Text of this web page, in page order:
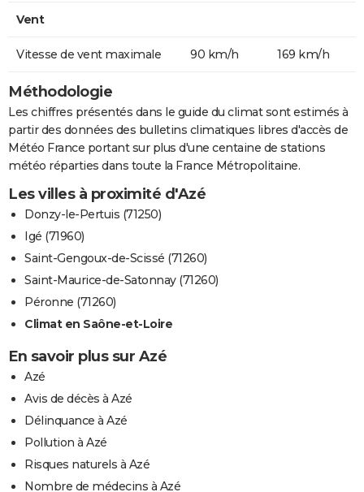
Vent
Vitesse de vent maximale 90 km/h 169 km/h
Méthodologie
Les chiffres présentés dans le guide du climat sont estimés à
partir des données des bulletins climatiques libres d'accès de
Météo France portant sur plus d'une centaine de stations
météo réparties dans toute la France Métropolitaine.
Les villes à proximité d'Azé
Donzy-le-Pertuis (71250)
Igé (71960)
Saint-Gengoux-de-Scissé (71260)
Saint-Maurice-de-Satonnay (71260)
Péronne (71260)
Climat en Saône-et-Loire
En savoir plus sur Azé
Azé
Avis de décès à Azé
Délinquance à Azé
Pollution à Azé
Risques naturels à Azé
Nombre de médecins à Azé